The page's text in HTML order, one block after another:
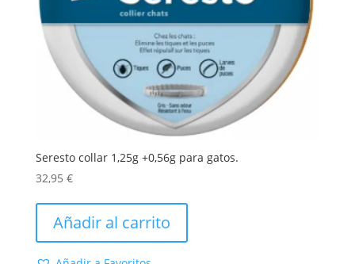
Seresto collar 1,25g +0,56g para gatos.
32,95 €
Añadir al carrito